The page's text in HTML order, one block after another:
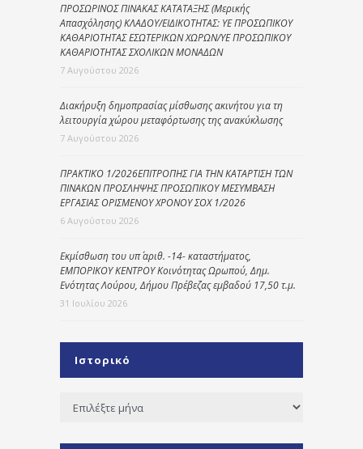
ΠΡΟΣΩΡΙΝΟΣ ΠΙΝΑΚΑΣ ΚΑΤΑΤΑΞΗΣ (Μερικής
Απασχόλησης) ΚΛΑΔΟΥ/ΕΙΔΙΚΟΤΗΤΑΣ: ΥΕ ΠΡΟΣΩΠΙΚΟΥ
ΚΑΘΑΡΙΟΤΗΤΑΣ ΕΣΩΤΕΡΙΚΩΝ ΧΩΡΩΝ/ΥΕ ΠΡΟΣΩΠΙΚΟΥ
ΚΑΘΑΡΙΟΤΗΤΑΣ ΣΧΟΛΙΚΩΝ ΜΟΝΑΔΩΝ
7 Αυγούστου 2026
Διακήρυξη δημοπρασίας μίσθωσης ακινήτου για τη
λειτουργία χώρου μεταφόρτωσης της ανακύκλωσης
7 Αυγούστου 2026
ΠΡΑΚΤΙΚΟ 1/2026ΕΠΙΤΡΟΠΗΣ ΓΙΑ ΤΗΝ ΚΑΤΑΡΤΙΣΗ ΤΩΝ
ΠΙΝΑΚΩΝ ΠΡΟΣΛΗΨΗΣ ΠΡΟΣΩΠΙΚΟΥ ΜΕΣΥΜΒΑΣΗ
ΕΡΓΑΣΙΑΣ ΟΡΙΣΜΕΝΟΥ ΧΡΟΝΟΥ ΣΟΧ 1/2026
6 Αυγούστου 2026
Εκμίσθωση του υπ΄ αριθ. -14- καταστήματος,
ΕΜΠΟΡΙΚΟΥ ΚΕΝΤΡΟΥ Κοινότητας Ωρωπού, Δημ.
Ενότητας Λούρου, Δήμου Πρέβεζας εμβαδού 17,50 τ.μ.
31 Ιουλίου 2026
Ιστορικό
Ιστορικό